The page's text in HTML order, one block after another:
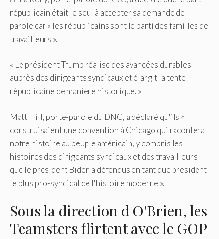
républicain était le seul à accepter sa demande de
parole car « les républicains sont le parti des familles de
travailleurs ».
« Le président Trump réalise des avancées durables
auprès des dirigeants syndicaux et élargit la tente
républicaine de manière historique. »
Matt Hill, porte-parole du DNC, a déclaré qu'ils «
construisaient une convention à Chicago qui racontera
notre histoire au peuple américain, y compris les
histoires des dirigeants syndicaux et des travailleurs
que le président Biden a défendus en tant que président
le plus pro-syndical de l'histoire moderne ».
Sous la direction d'O'Brien, les
Teamsters flirtent avec le GOP